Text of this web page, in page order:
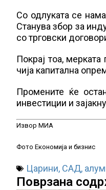
Со одлуката се
Станува збор за
со трговски
Покрај тоа,
чија капитална
Промените ќе
инвестиции и
Извор МИА
Фото Економија и бизнис
Царини, САД,
Поврзана